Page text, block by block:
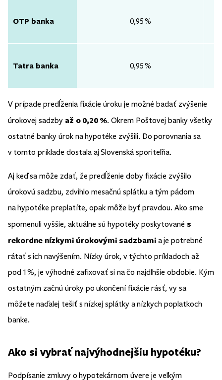
OTP banka
Tatra banka
0,95 %
0,95 %
V prípade predĺženia fixácie úroku je možné badať zvýšenie
úrokovej sadzby až o 0,20 %. Okrem Poštovej banky všetky
ostatné banky úrok na hypotéke zvýšili. Do porovnania sa
v tomto príklade dostala aj Slovenská sporiteľňa.
Aj keď sa môže zdať, že predĺženie doby fixácie zvýšilo
úrokovú sadzbu, zdvihlo mesačnú splátku a tým pádom
na hypotéke preplatíte, opak môže byť pravdou. Ako sme
spomenuli vyššie, aktuálne sú hypotéky poskytované s
rekordne nízkymi úrokovými sadzbami a je potrebné
rátať s ich navýšením. Nízky úrok, v týchto príkladoch až
pod 1%, je výhodné zafixovať si na čo najdlhšie obdobie. Kým
ostatným začnú úroky po ukončení fixácie rásť, vy sa
môžete naďalej tešiť s nízkej splátky a nízkych poplatkoch
banke.
Ako si vybrať najvýhodnejšiu hypotéku?
Podpísanie zmluvy o hypotekárnom úvere je veľkým